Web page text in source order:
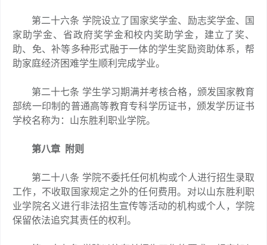
第二十六条 学院设立了国家奖学金、励志奖学金、国
家助学金、省政府奖学金和校内奖助学金，建立了奖、
助、免、补等多种形式融于一体的学生奖励资助体系，帮
助家庭经济困难学生顺利完成学业。
第二十七条 学生学习期满并考核合格，颁发国家教育
部统一印制的普通高等教育专科学历证书，颁发学历证书
学校名称为：山东胜利职业学院。
第八章 附则
第二十八条 学院不委托任何机构或个人进行招生录取
工作，不收取国家规定之外的任何费用。对以山东胜利职
业学院名义进行非法招生宣传等活动的机构或个人，学院
保留依法追究其责任的权利。